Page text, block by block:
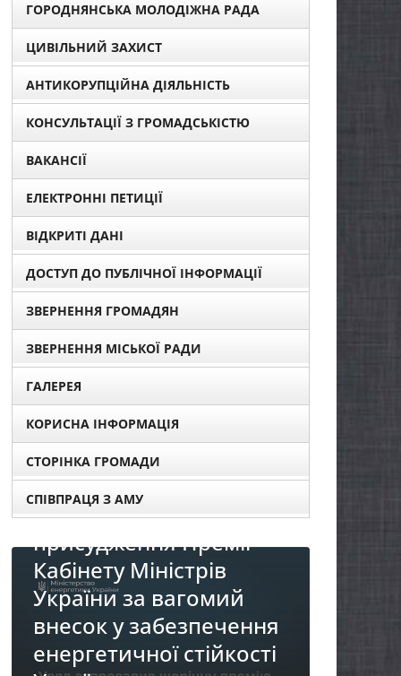
ГОРОДНЯНСЬКА МОЛОДІЖНА РАДА
ЦИВІЛЬНИЙ ЗАХИСТ
АНТИКОРУПЦІЙНА ДІЯЛЬНІСТЬ
КОНСУЛЬТАЦІЇ З ГРОМАДСЬКІСТЮ
ВАКАНСІЇ
ЕЛЕКТРОННІ ПЕТИЦІЇ
ВІДКРИТІ ДАНІ
ДОСТУП ДО ПУБЛІЧНОЇ ІНФОРМАЦІЇ
ЗВЕРНЕННЯ ГРОМАДЯН
ЗВЕРНЕННЯ МІСЬКОЇ РАДИ
ГАЛЕРЕЯ
КОРИСНА ІНФОРМАЦІЯ
СТОРІНКА ГРОМАДИ
СПІВПРАЦЯ З АМУ
НОВИНИ
До уваги представників
бізнесу!